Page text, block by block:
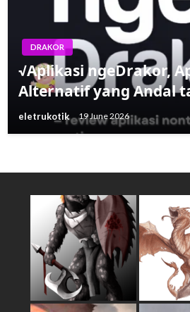
DRAKOR
√Aplikasi ngeDrakor,
Alternatif yang Andal
eletrukotik 19 June 2026